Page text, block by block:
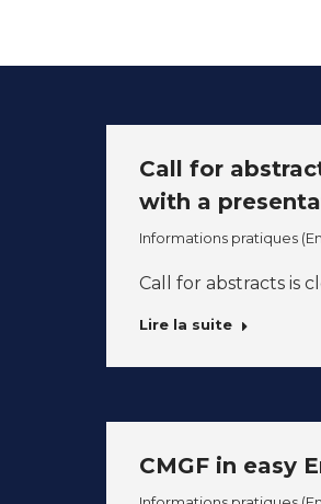
Call for
with a
Informations pratiques
Call for abstracts is
Lire la suite
CMGF in easy